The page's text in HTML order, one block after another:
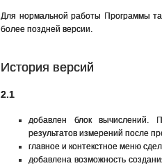
Для нормальной работы Программы
более поздней версии.
История версий
2.1
добавлен блок вычислений.
результатов измерений после
главное и контекстное меню
добавлена возможность